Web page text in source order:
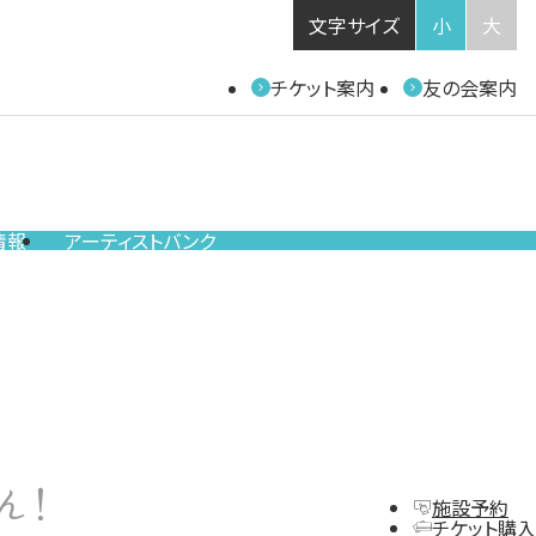
文字サイズ 小 大
チケット案内 友の会案内
報 アーティストバンク
施設予約
チケット購入